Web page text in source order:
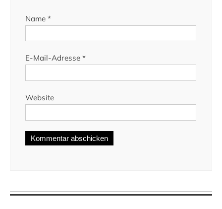
Name *
E-Mail-Adresse *
Website